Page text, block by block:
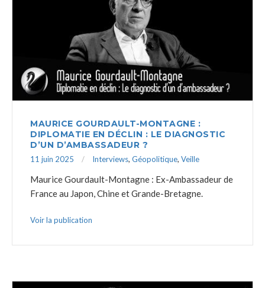
MAURICE GOURDAULT-MONTAGNE :
DIPLOMATIE EN DÉCLIN : LE DIAGNOSTIC
D’UN D’AMBASSADEUR ?
11 juin 2025 Interviews, Géopolitique, Veille
Maurice Gourdault-Montagne : Ex-Ambassadeur de
France au Japon, Chine et Grande-Bretagne.
Voir la publication